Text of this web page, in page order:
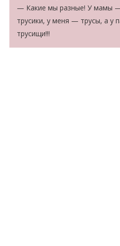
— Какие мы разные! У мамы
трусики, у меня — трусы, а у
трусищи!!!